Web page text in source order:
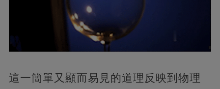
這一簡單又顯而易見的道理反映到物理